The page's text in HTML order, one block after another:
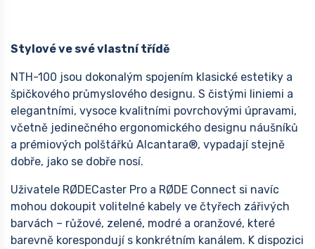
Stylové ve své vlastní třídě
NTH-100 jsou dokonalým spojením klasické estetiky a
špičkového průmyslového designu. S čistými liniemi a
elegantními, vysoce kvalitními povrchovými úpravami,
včetně jedinečného ergonomického designu náušníků
a prémiových polštářků Alcantara®, vypadají stejně
dobře, jako se dobře nosí.
Uživatele RØDECaster Pro a RØDE Connect si navíc
mohou dokoupit volitelné kabely ve čtyřech zářivých
barvách – růžové, zelené, modré a oranžové, které
barevně korespondují s konkrétním kanálem. K dispozici